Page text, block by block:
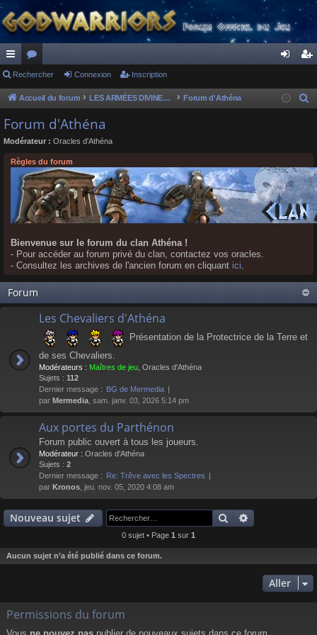
ac
co
ur
ci
or
u
s
ne cri
Rechercher Connexion Inscription
Accueil du forum LES ARMÉES DIVINES - FORUMS DE CLAN Forum d'Athéna
r
c
h
e
Forum d'Athéna
Modérateur : Oracles d'Athéna
Règles du forum
Bienvenue sur le forum du clan Athéna !
- Pour accéder au forum privé du clan, contactez vos oracles.
- Consultez les archives de l'ancien forum en cliquant ici.
Forum
Les Chevaliers d'Athéna
Présentation de la Protectrice de la Terre et
de ses Chevaliers.
Modérateurs : Maîtres de jeu Oracles d'Athéna
Sujets : 112
Dernier message : BG de Mermedia
par Mermedia , sam. janv. 03, 2026 5:14 pm
Aux portes du Parthénon
Forum public ouvert à tous les joueurs.
Modérateur : Oracles d'Athéna
Sujets : 2
Dernier message : Re: Trêve avec les Spectres
par Kronos , jeu. nov. 05, 2020 4:08 am
Nouveau sujet Rechercher
0 sujet • Page 1 sur 1
Aucun sujet n’a été publié dans ce forum.
Aller
Permissions du forum